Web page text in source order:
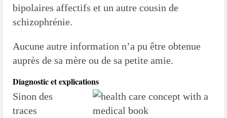
bipolaires affectifs et un autre cousin de
schizophrénie.
Aucune autre information n’a pu être obtenue
auprès de sa mère ou de sa petite amie.
Diagnostic et explications
Sinon des
traces